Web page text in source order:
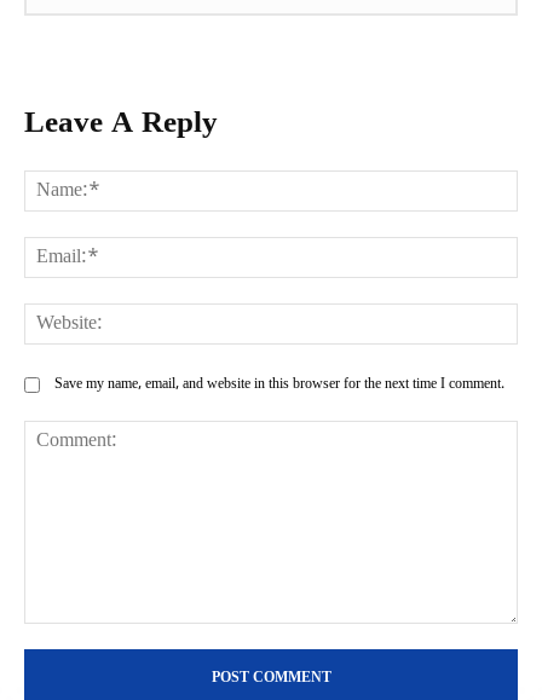
Leave A Reply
Save my name, email, and website in this browser for the next time I comment.